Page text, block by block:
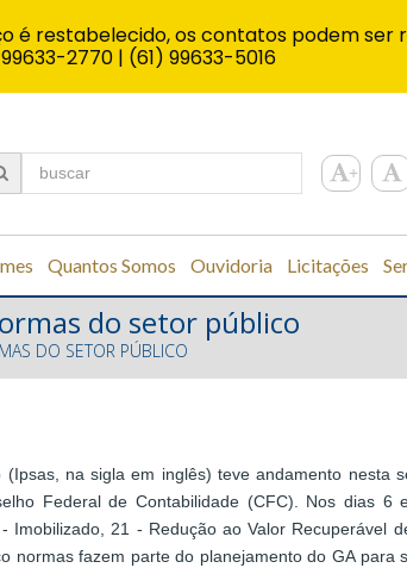
Quantos Somos Ouvidoria Licitações
do setor público
DO SETOR PÚBLICO
na sigla em inglês) teve andamento nesta
Federal de Contabilidade (CFC). Nos dias
21 - Redução ao Valor Recuperável
fazem parte do planejamento do GA para
restabelecido, os contatos podem ser
2770 | (61) 99633-5016